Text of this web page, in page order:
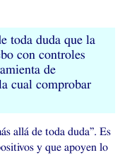
toda duda que la
con controles
de
cual comprobar
allá de toda duda”. Es
y que apoyen lo